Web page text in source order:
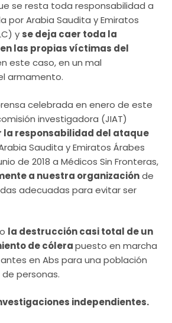
se resta toda responsabilidad a
por Arabia Saudita y Emiratos
y se deja caer toda la
las propias víctimas del
este caso, en un mal
armamento.
celebrada en enero de este
investigadora (JIAT)
responsabilidad del ataque
Saudita y Emiratos Árabes
de 2018 a Médicos Sin Fronteras,
a nuestra organizaciónde
adecuadas para evitar ser
la destrucción casi total de un
de cólerapuesto en marcha
en Abs para una población
personas.
independientes.